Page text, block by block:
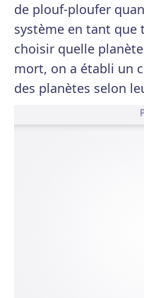
de plouf-ploufer
système en tant que
choisir quelle
mort, on a établi un
des planètes selon